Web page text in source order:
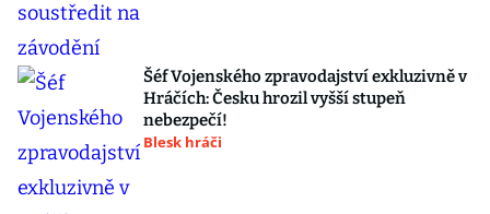
Šéf Vojenského zpravodajství exkluzivně v
Hráčích: Česku hrozil vyšší stupeň
nebezpečí!
Blesk hráči